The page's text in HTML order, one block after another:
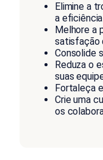
Elimine a
a
Melhore a
satisfação
Consolide
Reduza o
suas
Fortaleça
Crie uma
os